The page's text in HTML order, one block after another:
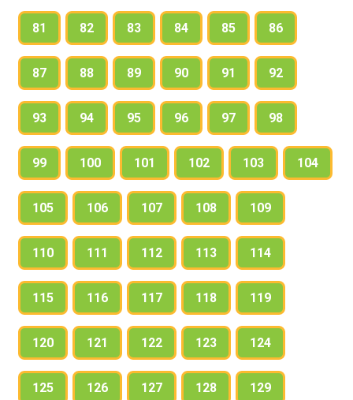
81 82 83 84 85 86
87 88 89 90 91 92
93 94 95 96 97 98
99 100 101 102 103 104
105 106 107 108 109
110 111 112 113 114
115 116 117 118 119
120 121 122 123 124
125 126 127 128 129